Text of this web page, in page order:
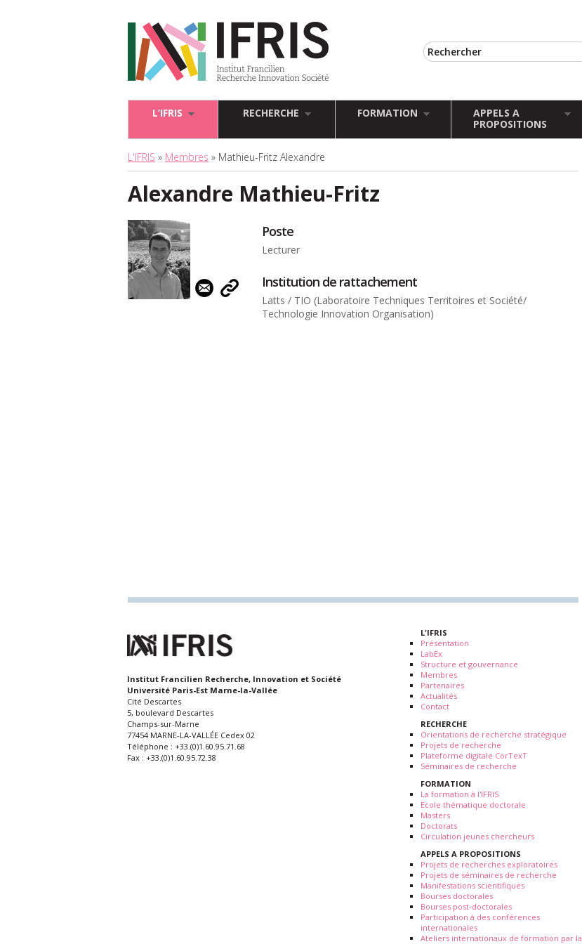
L’IFRIS RECHERCHE FORMATION
APPELS A
PROPOSITIONS
L'IFRIS » Membres » Mathieu-Fritz Alexandre
Alexandre Mathieu-Fritz
Poste
Lecturer
Institution de rattachement
Latts / TIO (Laboratoire Techniques Territoires et Société/
Technologie Innovation Organisation)
Institut Francilien Recherche, Innovation et Société
Université Paris-Est Marne-la-Vallée
Cité Descartes
5, boulevard Descartes
Champs-sur-Marne
77454 MARNE-LA-VALLÉE Cedex 02
Téléphone : +33.(0)1.60.95.71.68
Fax : +33.(0)1.60.95.72.38
L'IFRIS
Présentation
LabEx
Structure et gouvernance
Membres
Partenaires
Actualités
Contact
RECHERCHE
Orientations de recherche stratégique
Projets de recherche
Plateforme digitale CorTexT
Séminaires de recherche
FORMATION
La formation à l'IFRIS
Ecole thématique doctorale
Masters
Doctorats
Circulation jeunes chercheurs
APPELS A PROPOSITIONS
Projets de recherches exploratoires
Projets de séminaires de recherche
Manifestations scientifiques
Bourses doctorales
Bourses post-doctorales
Participation à des conférences
internationales
Ateliers internationaux de formation par la